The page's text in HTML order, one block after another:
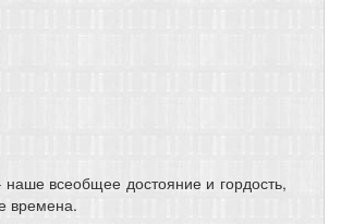
всеобщее достояние и гордость,
времена.